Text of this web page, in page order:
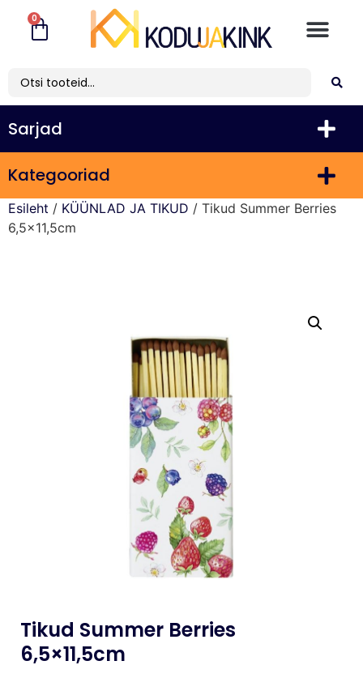
0
Sarjad
Kategooriad
Esileht / KÜÜNLAD JA TIKUD / Tikud Summer Berries
6,5×11,5cm
Tikud Summer Berries
6,5×11,5cm